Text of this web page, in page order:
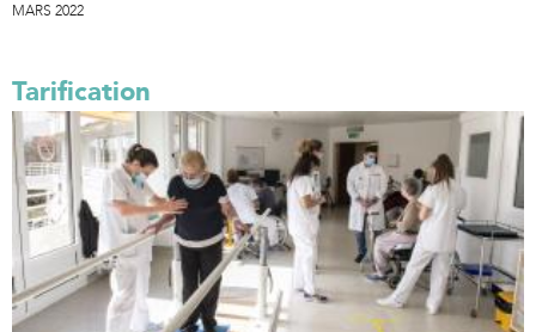
MARS 2022
Tarification